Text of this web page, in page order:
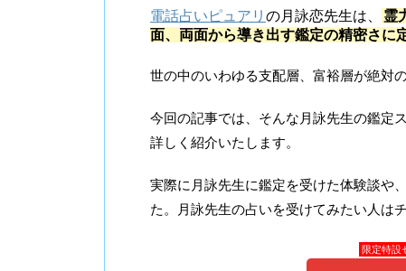
電話占いピュアリ の月詠恋先生は、
霊
面、両面から導き出す鑑定の精密さに
世の中のいわゆる支配層、富裕層が絶対
今回の記事では、そんな月詠先生の鑑定
詳しく紹介いたします。
実際に月詠先生に鑑定を受けた体験談や
た。月詠先生の占いを受けてみたい人は
限定特設